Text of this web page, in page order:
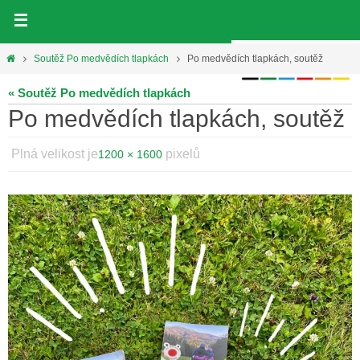
obsahHomeSoutěž Po medvědích tlapkách Po medvědích tlapkách, soutěž
« Soutěž Po medvědích tlapkách
Po medvědích tlapkách, soutěž
Plná velikost je1200 × 1600 pixelů